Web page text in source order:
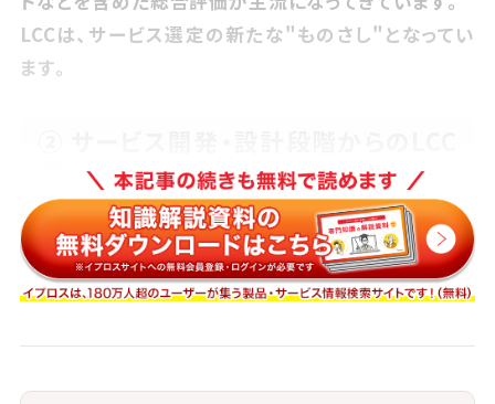
LCCは、サービス選定の新たな"ものさし"となってい
ます。
導入
新たなサービスを開発する段階から、利用者のLCCを
意識した設計が進んでいます。
例えば、メンテナンスの簡便化や長期保証制度などが
③ 行政・自治体との連携強化